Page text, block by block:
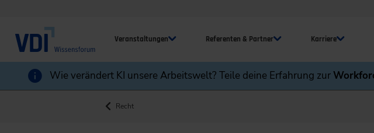
Veranstaltungen Referenten & Partner Karriere
Wie verändert KI unsere Arbeitswelt? Teile deine Erfahrung zur
Recht